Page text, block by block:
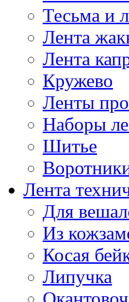
Тесьма и
Лента
Лента
Кружево
Ленты
Наборы
Шитье
Лента
Для
Из
Косая
Липучка